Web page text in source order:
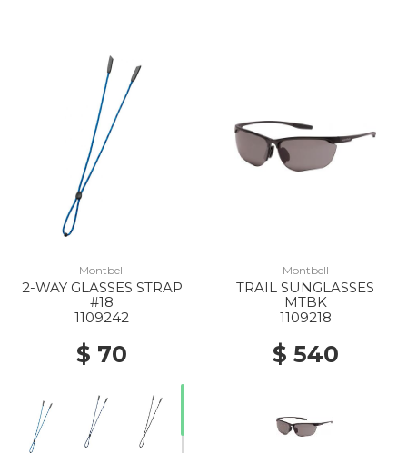
Montbell
2-WAY GLASSES STRAP
#18
1109242
$ 70
Montbell
TRAIL SUNGLASSES
MTBK
1109218
$ 540